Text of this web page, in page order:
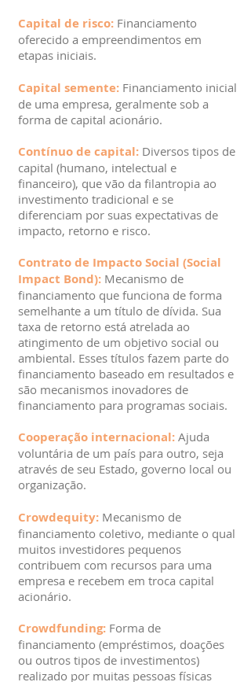
Capital de risco: Financiamento
oferecido a empreendimentos em
etapas iniciais.
Capital semente: Financiamento inicial
de uma empresa, geralmente sob a
forma de capital acionário.
Contínuo de capital: Diversos tipos de
capital (humano, intelectual e
financeiro), que vão da filantropia ao
investimento tradicional e se
diferenciam por suas expectativas de
impacto, retorno e risco.
Contrato de Impacto Social (Social
Impact Bond): Mecanismo de
financiamento que funciona de forma
semelhante a um título de dívida. Sua
taxa de retorno está atrelada ao
atingimento de um objetivo social ou
ambiental. Esses títulos fazem parte do
financiamento baseado em resultados e
são mecanismos inovadores de
financiamento para programas sociais.
Cooperação internacional: Ajuda
voluntária de um país para outro, seja
através de seu Estado, governo local ou
organização.
Crowdequity: Mecanismo de
financiamento coletivo, mediante o qual
muitos investidores pequenos
contribuem com recursos para uma
empresa e recebem em troca capital
acionário.
Crowdfunding: Forma de
financiamento (empréstimos, doações
ou outros tipos de investimentos)
realizado por muitas pessoas físicas